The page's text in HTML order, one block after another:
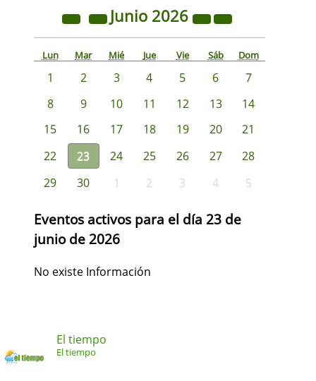
Junio 2026
Lun Mar Mié Jue Vie Sáb Dom
1 2 3 4 5 6
7
8
9 10 11 12 13
14
15
16 17 18 19 20
21
22
23 24 25 26 27
28
29
30 1 2 3 4 5
Eventos activos para el día 23 de
junio de 2026
No existe Información
El tiempo
El tiempo